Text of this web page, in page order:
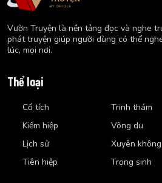
Vườn Truyện là nền tảng đọc và nghe
phát truyện giúp người dùng có thể
lúc, mọi nơi.
Thể loại
Cổ tích
Kiếm hiệp
Lịch sử
Tiên hiệp
Trinh thám
Võng du
Xuyên không
Trọng sinh